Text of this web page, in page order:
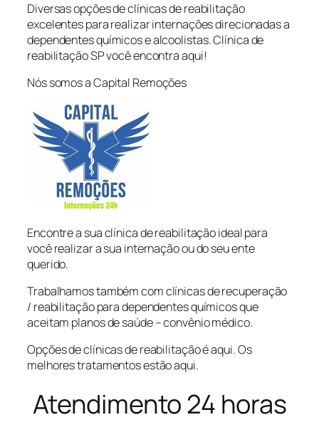
Diversas opções de clínicas de reabilitação
excelentes para realizar internações direcionadas a
dependentes químicos e alcoolistas. Clínica de
reabilitação SP você encontra aqui!
Nós somos a Capital Remoções
Encontre a sua clínica de reabilitação ideal para
você realizar a sua internação ou do seu ente
querido.
Trabalhamos também com clínicas de recuperação
/ reabilitação para dependentes químicos que
aceitam planos de saúde – convênio médico.
Opções de clínicas de reabilitação é aqui. Os
melhores tratamentos estão aqui.
Atendimento 24 horas